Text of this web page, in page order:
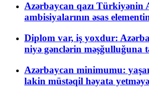
Azərbaycan qazı Türkiyənin
ambisiyalarının əsas
Diplom var, iş yoxdur:
niyə gənclərin məşğulluğuna
Azərbaycan minimumu:
lakin müstəqil həyata